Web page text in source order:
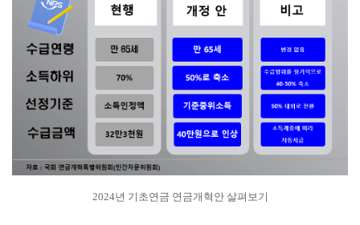
2024년 기초연금 연금개혁안 살펴보기